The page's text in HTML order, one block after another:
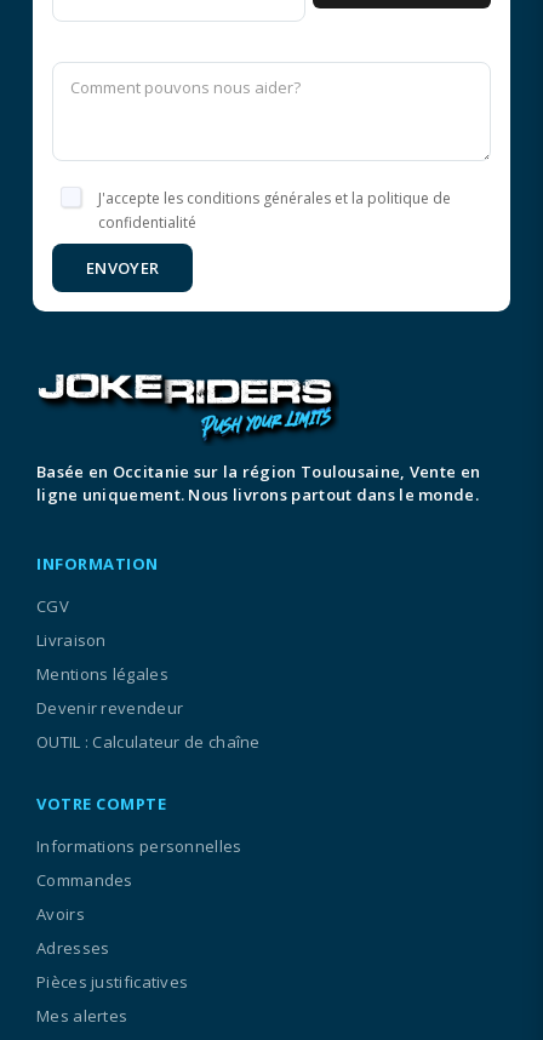
J'accepte les conditions générales et la politique de
confidentialité
ENVOYER
Basée en Occitanie sur la région Toulousaine, Vente en
ligne uniquement. Nous livrons partout dans le monde.
INFORMATION
CGV
Livraison
Mentions légales
Devenir revendeur
OUTIL : Calculateur de chaîne
VOTRE COMPTE
Informations personnelles
Commandes
Avoirs
Adresses
Pièces justificatives
Mes alertes